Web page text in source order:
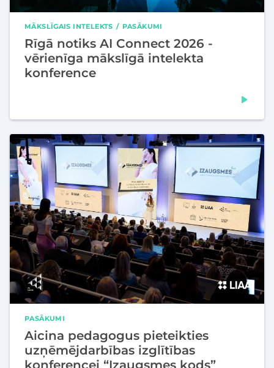
MĀKSLĪGAIS INTELEKTS PASĀKUMI
Rīgā notiks AI Connect 2026 -
vērienīga mākslīgā intelekta
konference
PASĀKUMI
Aicina pedagogus pieteikties
uzņēmējdarbības izglītības
konferencei “Izaugsmes kods”